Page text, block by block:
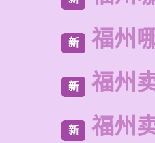
新 福州
新 福州
新 福州